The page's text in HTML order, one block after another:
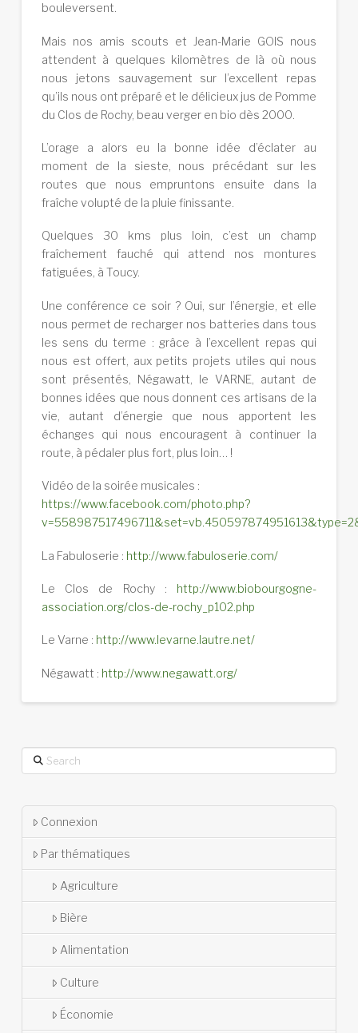
bouleversent.
Mais nos amis scouts et Jean-Marie GOIS nous
attendent à quelques kilomètres de là où nous
nous jetons sauvagement sur l’excellent repas
qu’ils nous ont préparé et le délicieux jus de Pomme
du Clos de Rochy, beau verger en bio dès 2000.
L’orage a alors eu la bonne idée d’éclater au
moment de la sieste, nous précédant sur les
routes que nous empruntons ensuite dans la
fraîche volupté de la pluie finissante.
Quelques 30 kms plus loin, c’est un champ
fraîchement fauché qui attend nos montures
fatiguées, à Toucy.
Une conférence ce soir ? Oui, sur l’énergie, et elle
nous permet de recharger nos batteries dans tous
les sens du terme : grâce à l’excellent repas qui
nous est offert, aux petits projets utiles qui nous
sont présentés, Négawatt, le VARNE, autant de
bonnes idées que nous donnent ces artisans de la
vie, autant d’énergie que nous apportent les
échanges qui nous encouragent à continuer la
route, à pédaler plus fort, plus loin… !
Vidéo de la soirée musicales :
https://www.facebook.com/photo.php?
La Fabuloserie : http://www.fabuloserie.com/
Le Clos de Rochy : http://www.biobourgogne-
association.org/clos-de-rochy_p102.php
Le Varne : http://www.levarne.lautre.net/
Négawatt : http://www.negawatt.org/
Search
Connexion
Par thématiques
Agriculture
Bière
Alimentation
Culture
Économie